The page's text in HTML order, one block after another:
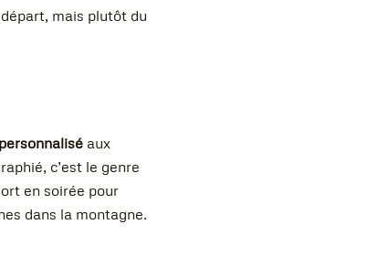
mais plutôt du
aux
c’est le genre
en soirée pour
dans la montagne.